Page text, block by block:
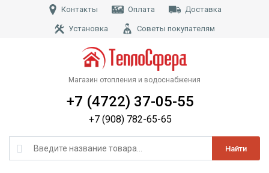
Контакты Оплата Доставка
Установка Советы покупателям
Магазин отопления и водоснабжения
Найти
+7 (4722) 37-05-55
+7 (908) 782-65-65